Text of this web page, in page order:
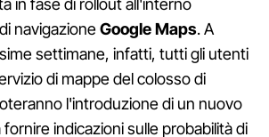
in fase di rollout all'interno
navigazioneGoogle Maps. A
settimane, infatti, tutti gli utenti
di mappe del colosso di
l'introduzione di un nuovo
indicazioni sulle probabilità di